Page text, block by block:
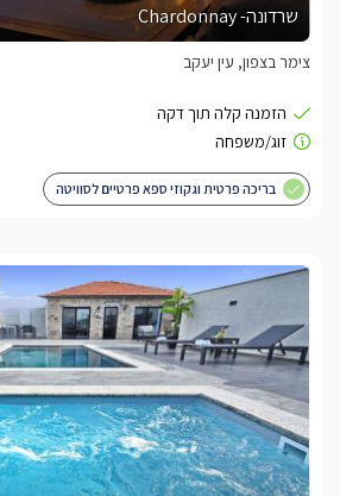
שרדונה- Chardonnay
צימר בצפון, עין יעקב
בריכה פרטית וגקוזי ספא פרטיים לסוויטה